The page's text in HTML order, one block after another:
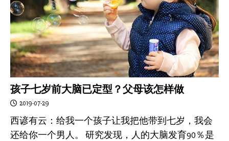
孩子七岁前大脑已定型？父母该怎样做
2019-07-29
西谚有云：给我一个孩子让我把他带到七岁，我会
还给你一个男人。 研究发现，人的大脑发育90％是